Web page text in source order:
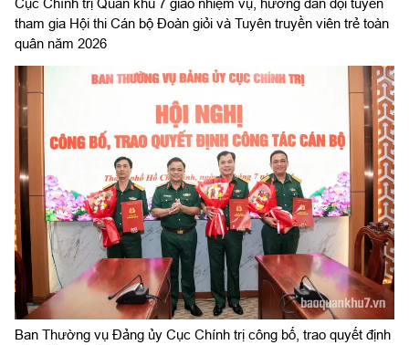
Cục Chính trị Quân khu 7 giao nhiệm vụ, hướng dẫn đội tuyển
tham gia Hội thi Cán bộ Đoàn giỏi và Tuyên truyền viên trẻ toàn
quân năm 2026
Ban Thường vụ Đảng ủy Cục Chính trị công bố, trao quyết định